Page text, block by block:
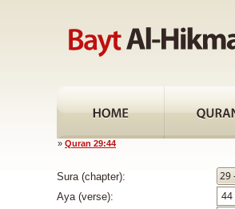
» Quran 29:44
Sura (chapter):
Aya (verse):